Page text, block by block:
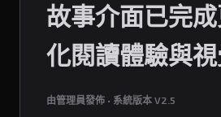
故事介面已完
化閱讀體驗與視
由管理員發佈 • 系統版本 V2.5